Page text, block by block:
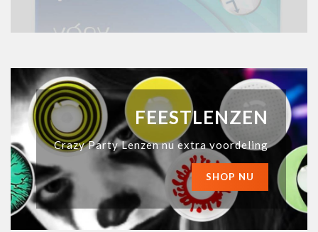
FEESTLENZEN
Crazy Party Lenzen nu extra voordeling
SHOP NU